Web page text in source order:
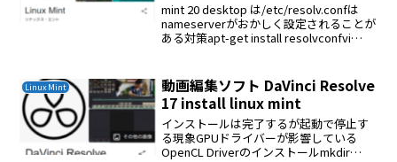
mint 20 desktop は/etc/resolv.confは
nameserverがおかしく設定されることが
ある対策apt-get install resolvconfvi
Linux Mint
動画編集ソフト DaVinci Resolve
17 install linux mint
インストールは完了するが起動で停止す
る現象GPUドライバーが影響している
OpenCL Driverのインストールmkdir